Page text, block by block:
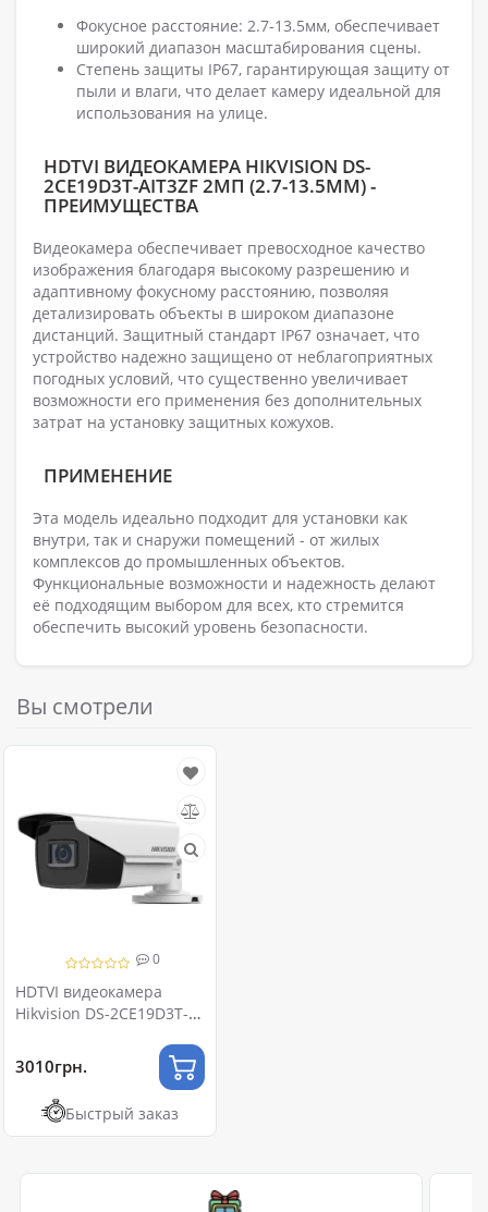
Фокусное расстояние: 2.7-13.5мм, обеспечивает
широкий диапазон масштабирования сцены.
Степень защиты IP67, гарантирующая защиту от
пыли и влаги, что делает камеру идеальной для
использования на улице.
HDTVI ВИДЕОКАМЕРА HIKVISION DS-
2CE19D3T-AIT3ZF 2МП (2.7-13.5ММ) -
ПРЕИМУЩЕСТВА
Видеокамера обеспечивает превосходное качество
изображения благодаря высокому разрешению и
адаптивному фокусному расстоянию, позволяя
детализировать объекты в широком диапазоне
дистанций. Защитный стандарт IP67 означает, что
устройство надежно защищено от неблагоприятных
погодных условий, что существенно увеличивает
возможности его применения без дополнительных
затрат на установку защитных кожухов.
ПРИМЕНЕНИЕ
Эта модель идеально подходит для установки как
внутри, так и снаружи помещений - от жилых
комплексов до промышленных объектов.
Функциональные возможности и надежность делают
её подходящим выбором для всех, кто стремится
обеспечить высокий уровень безопасности.
Вы смотрели
0
HDTVI видеокамера
Hikvision DS-2CE19D3T-
3010грн.
Быстрый заказ